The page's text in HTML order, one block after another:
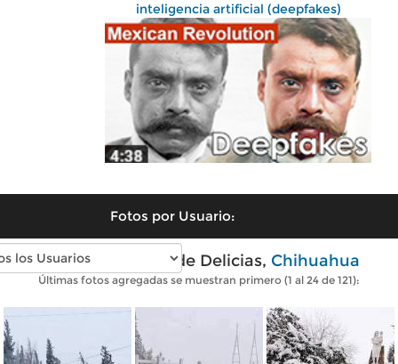
inteligencia artificial (deepfakes)
Fotos por Usuario:
Fotos modernas de Delicias, Chihuahua
Últimas fotos agregadas se muestran primero (1 al 24 de 121):